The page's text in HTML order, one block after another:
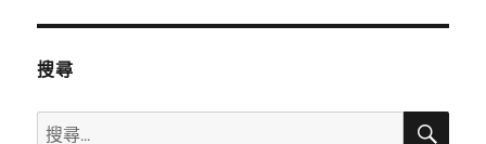
搜尋
搜
搜